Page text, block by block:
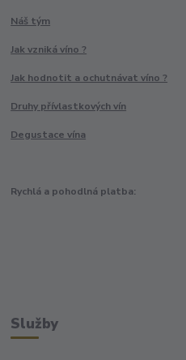
Náš tým
Jak vzniká víno ?
Jak hodnotit a ochutnávat víno ?
Druhy přívlastkových vín
Degustace vína
Rychlá a pohodlná platba:
Služby